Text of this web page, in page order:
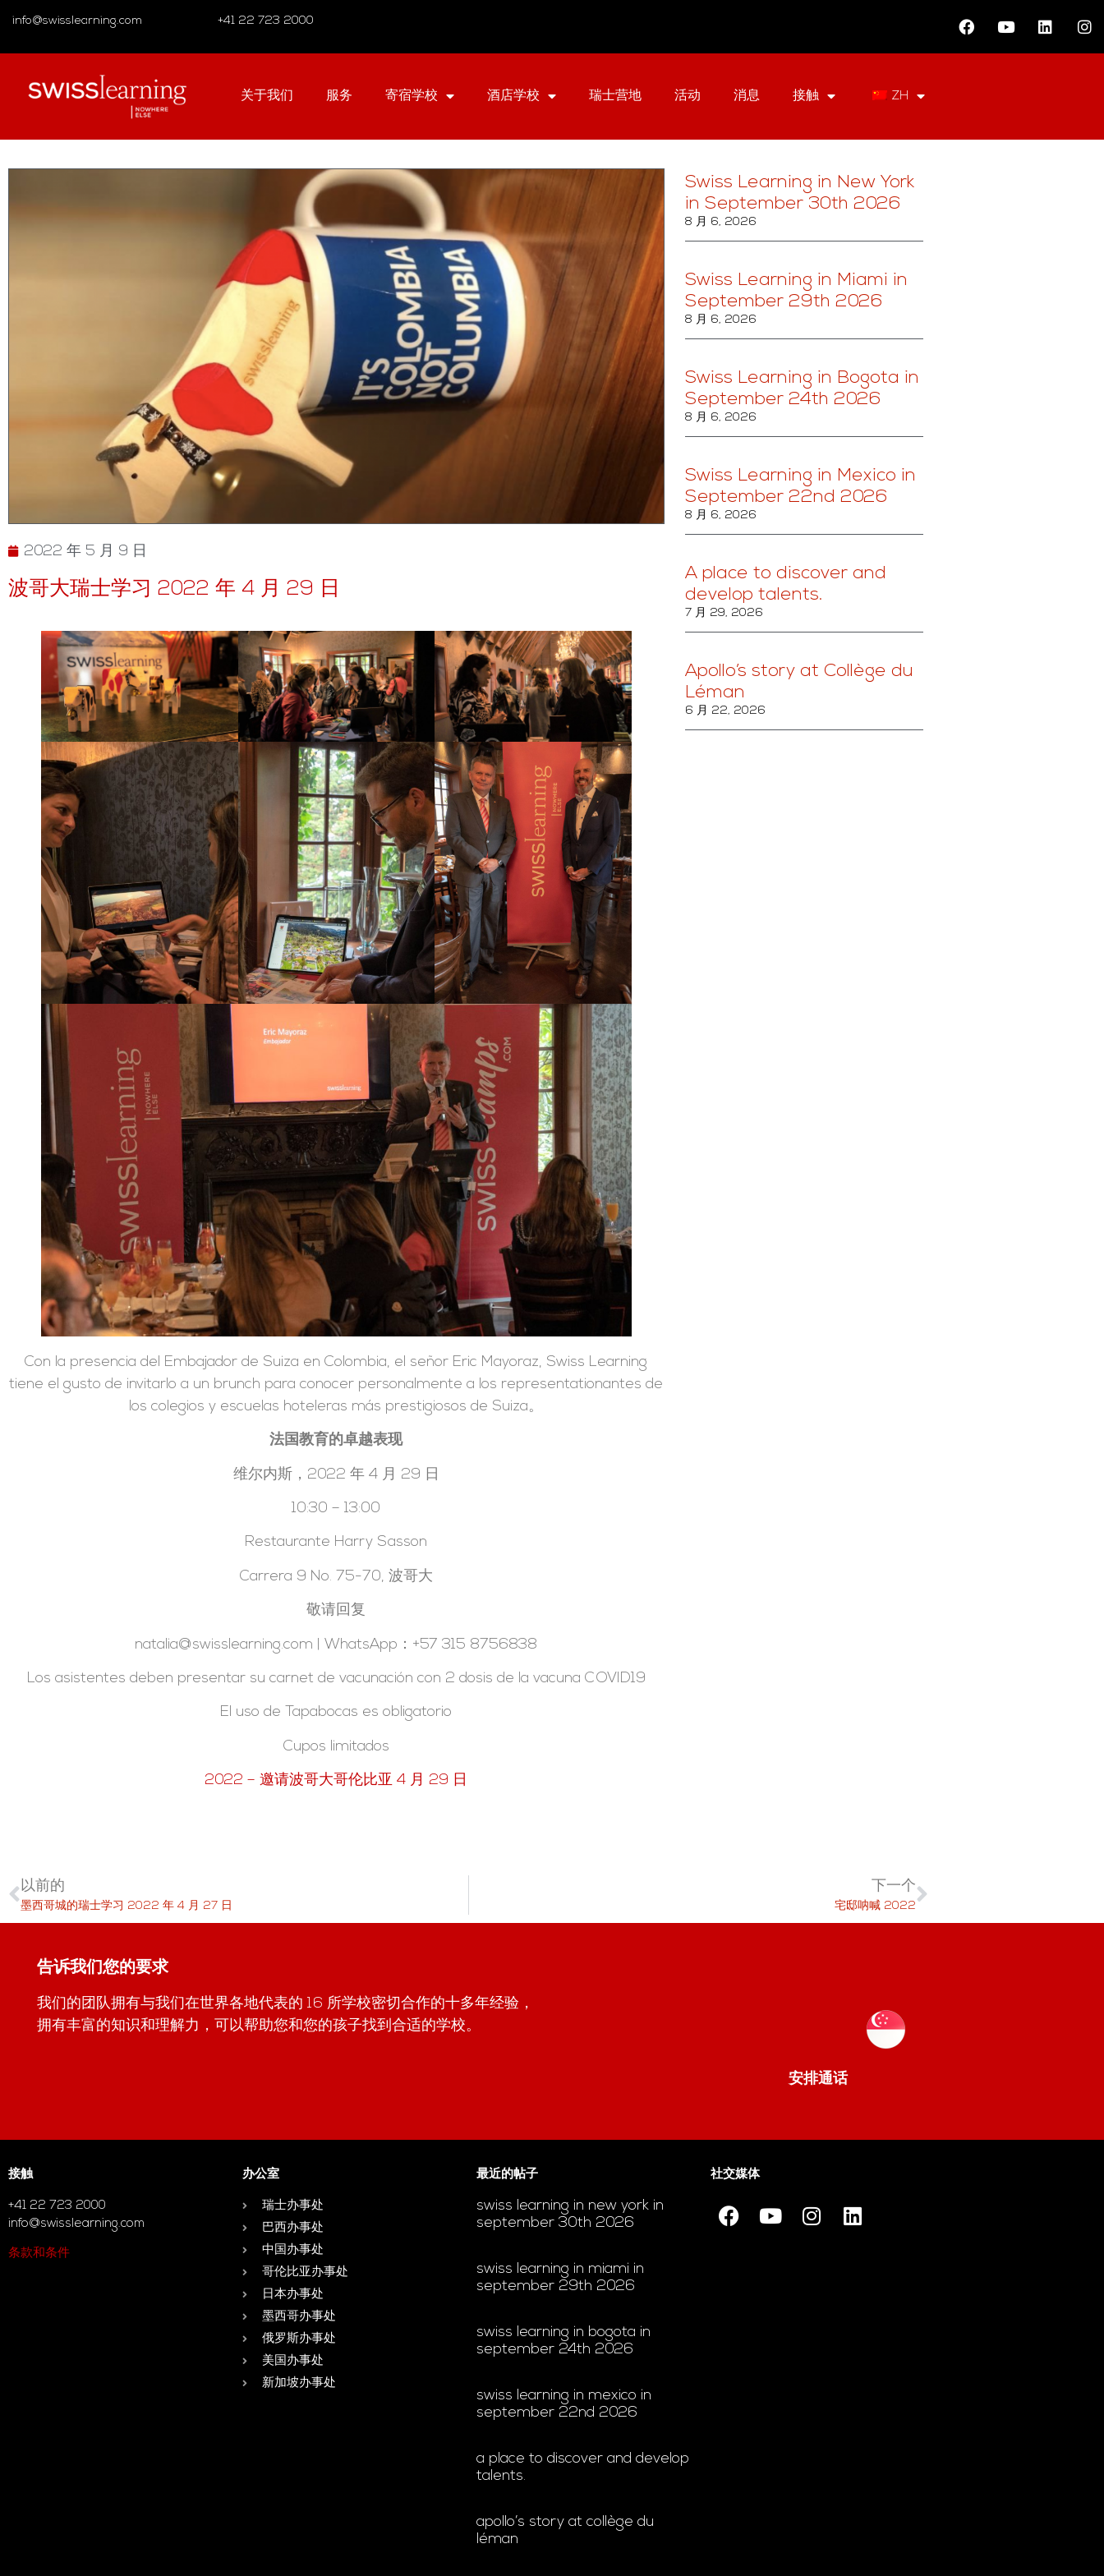
info@swisslearning.com +41 22 723 2000
关于我们 服务 寄宿学校 酒店学校 瑞士营地 活动 消息 接触 ZH
2022 年 5 月 9 日
波哥大瑞士学习 2022 年 4 月 29 日
Con la presencia del Embajador de Suiza en Colombia, el señor Eric Mayoraz, Swiss Learning
tiene el gusto de invitarlo a un brunch para conocer personalmente a los representationantes de
los colegios y escuelas hoteleras más prestigiosos de Suiza。
法国教育的卓越表现
维尔内斯，2022 年 4 月 29 日
10:30 – 13:00
Restaurante Harry Sasson
Carrera 9 No. 75-70, 波哥大
敬请回复
natalia@swisslearning.com | WhatsApp：+57 315 8756838
Los asistentes deben presentar su carnet de vacunación con 2 dosis de la vacuna COVID19
El uso de Tapabocas es obligatorio
Cupos limitados
2022 – 邀请波哥大哥伦比亚 4 月 29 日
Swiss Learning in New York
in September 30th 2026
8 月 6, 2026
Swiss Learning in Miami in
September 29th 2026
8 月 6, 2026
Swiss Learning in Bogota in
September 24th 2026
8 月 6, 2026
Swiss Learning in Mexico in
September 22nd 2026
8 月 6, 2026
A place to discover and
develop talents.
7 月 29, 2026
Apollo’s story at Collège du
Léman
6 月 22, 2026
以前的
墨西哥城的瑞士学习 2022 年 4 月 27 日
下一个
宅邸呐喊 2022
告诉我们您的要求
我们的团队拥有与我们在世界各地代表的 16 所学校密切合作的十多年经验，
拥有丰富的知识和理解力，可以帮助您和您的孩子找到合适的学校。
安排通话
接触
+41 22 723 2000
info@swisslearning.com
条款和条件
办公室
瑞士办事处
巴西办事处
中国办事处
哥伦比亚办事处
日本办事处
墨西哥办事处
俄罗斯办事处
美国办事处
新加坡办事处
最近的帖子
swiss learning in new york in
september 30th 2026
swiss learning in miami in
september 29th 2026
swiss learning in bogota in
september 24th 2026
swiss learning in mexico in
september 22nd 2026
a place to discover and develop
talents.
apollo’s story at collège du
léman
社交媒体